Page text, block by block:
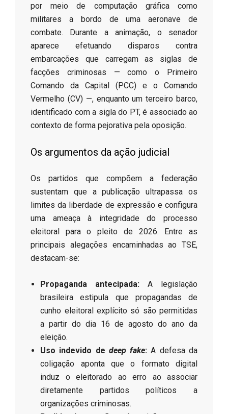
por meio de computação gráfica como
militares a bordo de uma aeronave de
combate. Durante a animação, o senador
aparece efetuando disparos contra
embarcações que carregam as siglas de
facções criminosas — como o Primeiro
Comando da Capital (PCC) e o Comando
Vermelho (CV) —, enquanto um terceiro barco,
identificado com a sigla do PT, é associado ao
contexto de forma pejorativa pela oposição.
​Os argumentos da ação judicial
​Os partidos que compõem a federação
sustentam que a publicação ultrapassa os
limites da liberdade de expressão e configura
uma ameaça à integridade do processo
eleitoral para o pleito de 2026. Entre as
principais alegações encaminhadas ao TSE,
destacam-se:
Propaganda antecipada: A legislação
brasileira estipula que propagandas de
cunho eleitoral explícito só são permitidas
a partir do dia 16 de agosto do ano da
eleição.
Uso indevido de deep fake: A defesa da
coligação aponta que o formato digital
induz o eleitorado ao erro ao associar
diretamente partidos políticos a
organizações criminosas.